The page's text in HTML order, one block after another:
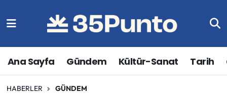
Ana Sayfa Gündem Kültür-Sanat Tarih
HABERLER GÜNDEM